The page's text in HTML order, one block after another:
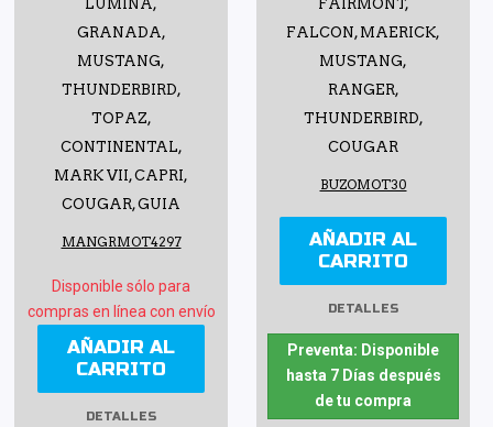
LUMINA,
GRANADA,
MUSTANG,
THUNDERBIRD,
TOPAZ,
CONTINENTAL,
MARK VII, CAPRI,
COUGAR, GUIA
MANGRMOT4297
Disponible sólo para
compras en línea con envío
AÑADIR AL
CARRITO
DETALLES
FAIRMONT,
FALCON, MAERICK,
MUSTANG,
RANGER,
THUNDERBIRD,
COUGAR
BUZOMOT30
AÑADIR AL
CARRITO
DETALLES
Preventa: Disponible
hasta 7 Días después
de tu compra